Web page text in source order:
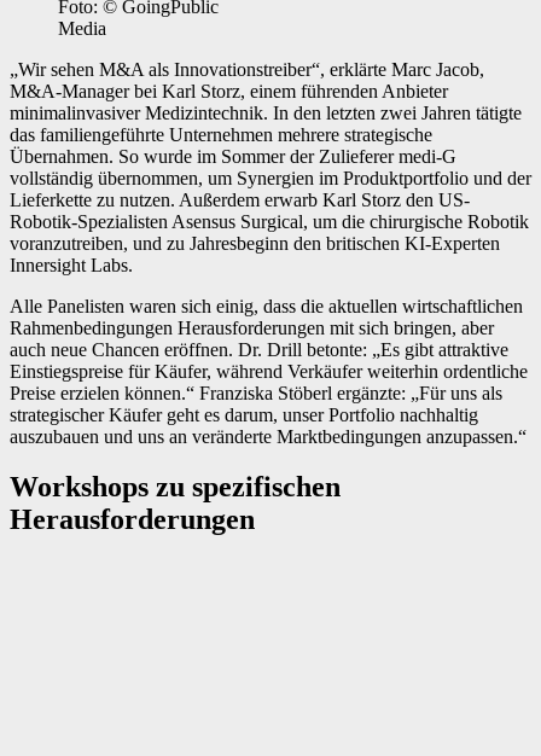
Foto: © GoingPublic
Media
„Wir sehen M&A als Innovationstreiber“, erklärte Marc Jacob,
M&A-Manager bei Karl Storz, einem führenden Anbieter
minimalinvasiver Medizintechnik. In den letzten zwei Jahren tätigte
das familiengeführte Unternehmen mehrere strategische
Übernahmen. So wurde im Sommer der Zulieferer medi-G
vollständig übernommen, um Synergien im Produktportfolio und der
Lieferkette zu nutzen. Außerdem erwarb Karl Storz den US-
Robotik-Spezialisten Asensus Surgical, um die chirurgische Robotik
voranzutreiben, und zu Jahresbeginn den britischen KI-Experten
Innersight Labs.
Alle Panelisten waren sich einig, dass die aktuellen wirtschaftlichen
Rahmenbedingungen Herausforderungen mit sich bringen, aber
auch neue Chancen eröffnen. Dr. Drill betonte: „Es gibt attraktive
Einstiegspreise für Käufer, während Verkäufer weiterhin ordentliche
Preise erzielen können.“ Franziska Stöberl ergänzte: „Für uns als
strategischer Käufer geht es darum, unser Portfolio nachhaltig
auszubauen und uns an veränderte Marktbedingungen anzupassen.“
Workshops zu spezifischen
Herausforderungen